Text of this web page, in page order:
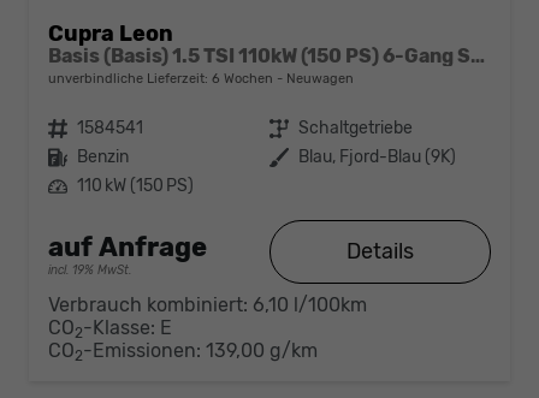
Cupra Leon
Basis (Basis) 1.5 TSI 110kW (150 PS) 6-Gang Schaltgetriebe
unverbindliche Lieferzeit: 6 Wochen Neuwagen
Fahrzeugnr. 1584541 Getriebe Schaltgetriebe
Kraftstoff Benzin Außenfarbe Blau, Fjord-Blau (9K)
Leistung 110 kW (150 PS)
auf Anfrage
incl. 19% MwSt.
Details
Verbrauch kombiniert: 6,10 l/100km
CO2-Klasse: E
CO2-Emissionen: 139,00 g/km